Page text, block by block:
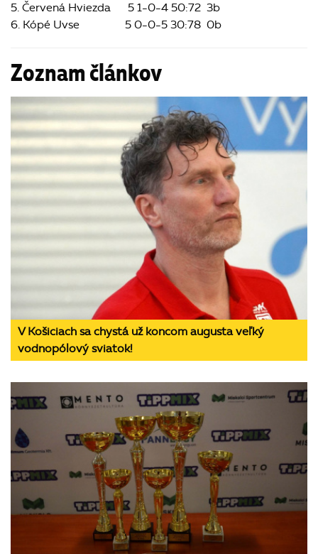
5. Červená Hviezda 5 1-0-4 50:72 3b
6. Kópé Uvse 5 0-0-5 30:78 0b
Zoznam článkov
V Košiciach sa chystá už koncom augusta veľký
vodnopólový sviatok!